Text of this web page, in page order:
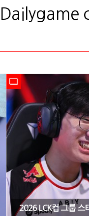
2026 LCK컵 그룹 스